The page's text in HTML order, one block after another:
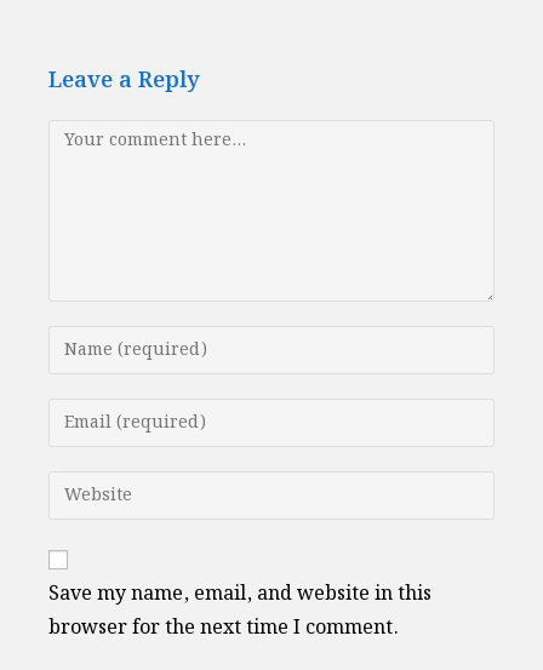
Leave a Reply
Comment
Enter
your
name
or
comment
Enter
your
email
address
comment
Enter
your
website
URL
(optional)
Save my name, email, and website in this
browser for the next time I comment.